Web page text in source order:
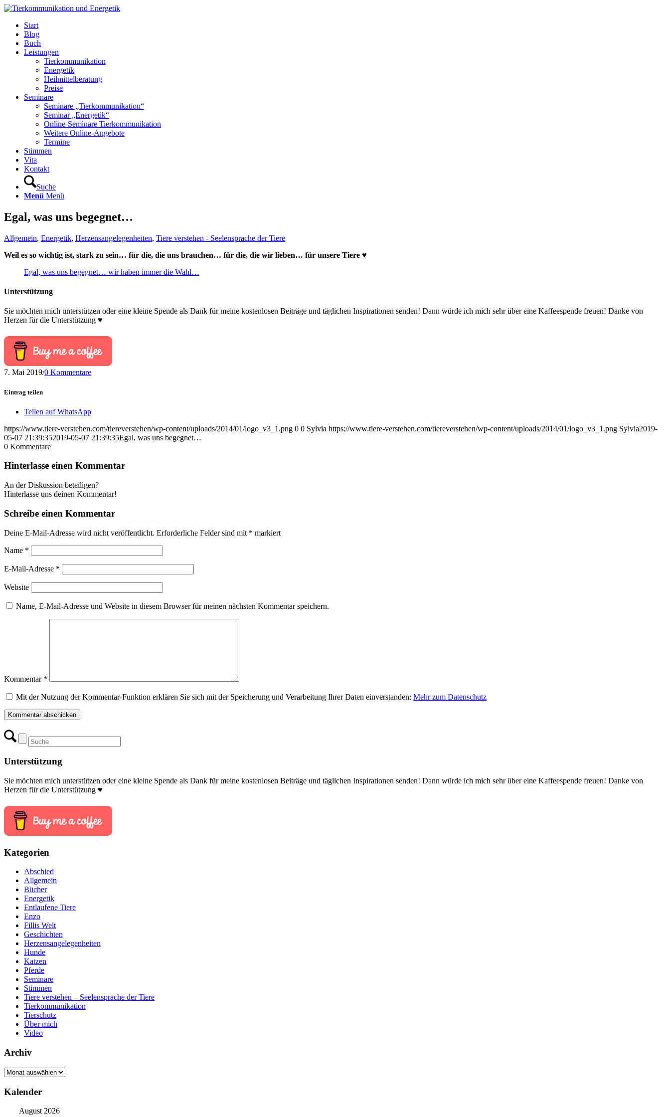
Start
Blog
Buch
Leistungen
Tierkommunikation
Energetik
Heilmittelberatung
Preise
Seminare
Seminare „Tierkommunikation“
Seminar „Energetik“
Online-Seminare Tierkommunikation
Weitere Online-Angebote
Termine
Stimmen
Vita
Kontakt
Suche
Menü Menü
Egal, was uns begegnet…
Allgemein, Energetik, Herzensangelegenheiten, Tiere verstehen - Seelensprache der Tiere
Weil es so wichtig ist, stark zu sein… für die, die uns brauchen… für die, die wir lieben… für unsere Tiere ♥
Egal, was uns begegnet… wir haben immer die Wahl…
Unterstützung
Sie möchten mich unterstützen oder eine kleine Spende als Dank für meine kostenlosen Beiträge und täglichen Inspirationen senden! Dann würde ich mich sehr über eine Kaffeespende freuen! Danke von
Herzen für die Unterstützung ♥
7. Mai 2019/0 Kommentare
Eintrag teilen
Teilen auf WhatsApp
https://www.tiere-verstehen.com/tiereverstehen/wp-content/uploads/2014/01/logo_v3_1.png 0 0 Sylvia https://www.tiere-verstehen.com/tiereverstehen/wp-content/uploads/2014/01/logo_v3_1.png Sylvia2019-
05-07 21:39:352019-05-07 21:39:35Egal, was uns begegnet…
0 Kommentare
Hinterlasse einen Kommentar
An der Diskussion beteiligen?
Hinterlasse uns deinen Kommentar!
Schreibe einen Kommentar
Deine E-Mail-Adresse wird nicht veröffentlicht. Erforderliche Felder sind mit * markiert
Name *
E-Mail-Adresse *
Website
Name, E-Mail-Adresse und Website in diesem Browser für meinen nächsten Kommentar speichern.
Kommentar *
Mit der Nutzung der Kommentar-Funktion erklären Sie sich mit der Speicherung und Verarbeitung Ihrer Daten einverstanden: Mehr zum Datenschutz
Unterstützung
Sie möchten mich unterstützen oder eine kleine Spende als Dank für meine kostenlosen Beiträge und täglichen Inspirationen senden! Dann würde ich mich sehr über eine Kaffeespende freuen! Danke von
Herzen für die Unterstützung ♥
Kategorien
Abschied
Allgemein
Bücher
Energetik
Entlaufene Tiere
Enzo
Fillis Welt
Geschichten
Herzensangelegenheiten
Hunde
Katzen
Pferde
Seminare
Stimmen
Tiere verstehen – Seelensprache der Tiere
Tierkommunikation
Tierschutz
Über mich
Video
Archiv
Archiv
Kalender
August 2026